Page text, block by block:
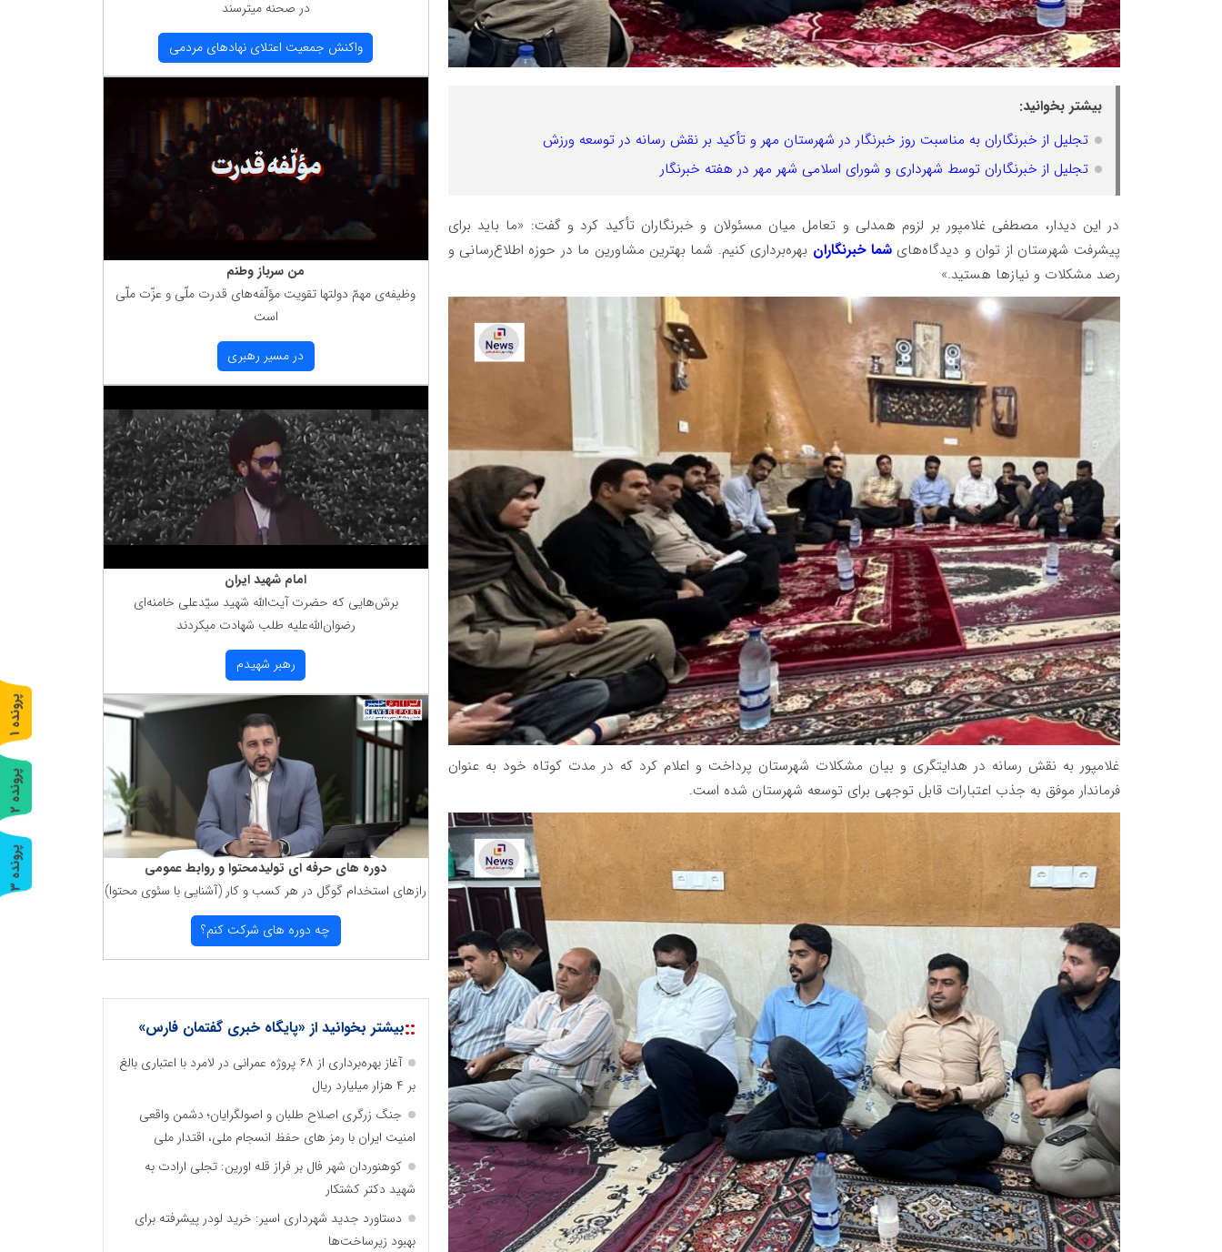
بیشتر بخوانید:
تجلیل از خبرنگاران به مناسبت روز خبرنگار در شهرستان مهر و تأکید بر نقش رسانه در توسعه ورزش
تجلیل از خبرنگاران توسط شهرداری و شورای اسلامی شهر مهر در هفته خبرنگار
در این دیدار، مصطفی غلامپور بر لزوم همدلی و تعامل میان مسئولان و خبرنگاران تأکید کرد و گفت: «ما باید برای
پیشرفت شهرستان از توان و دیدگاه‌های شما خبرنگاران بهره‌برداری کنیم. شما بهترین مشاورین ما در حوزه اطلاع‌رسانی و
رصد مشکلات و نیازها هستید.»
غلامپور به نقش رسانه در هدایتگری و بیان مشکلات شهرستان پرداخت و اعلام کرد که در مدت کوتاه خود به عنوان
فرماندار موفق به جذب اعتبارات قابل توجهی برای توسعه شهرستان شده است.
در صحنه میترسند
واكنش جمعیت اعتلای نهادهای مردمی
من سرباز وطنم
وظیفه‌ی مهمّ دولتها تقویت مؤلّفه‌های قدرت ملّی و عزّت ملّی
است
در مسیر رهبری
امام شهید ایران
برش‌هایی كه حضرت آیت‌الله شهید سیّدعلی خامنه‌ای
رضوان‌الله‌علیه طلب شهادت میكردند
رهبر شهیدم
دوره های حرفه ای تولیدمحتوا و روابط عمومی
رازهای استخدام گوگل در هر كسب و كار (آشنایی با سئوی محتوا)
چه دوره های شركت كنم؟
::بیشتر بخوانید از «پایگاه خبری گفتمان فارس»
آغاز بهره‌برداری از ۶۸ پروژه عمرانی در لامرد با اعتباری بالغ
بر ۴ هزار میلیارد ریال
جنگ زرگری اصلاح طلبان و اصولگرایان؛ دشمن واقعی
امنیت ایران با رمز های حفظ انسجام ملی، اقتدار ملی
کوهنوردان شهر فال بر فراز قله اورین: تجلی ارادت به
شهید دکتر کشتکار
دستاورد جدید شهرداری اسیر: خرید لودر پیشرفته برای
بهبود زیرساخت‌ها
پ
ر
و
ن
د
ه
1
پ
ر
و
ن
د
ه
2
پ
ر
و
ن
د
ه
3